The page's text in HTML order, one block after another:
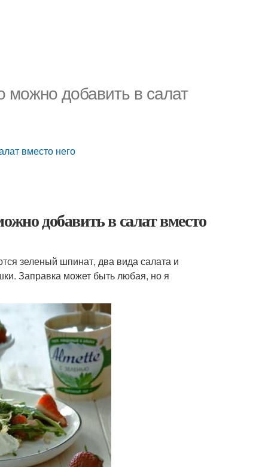
можно добавить в салат
вместо него
добавить в салат вместо
зеленый шпинат, два вида салата и
Заправка может быть любая, но я